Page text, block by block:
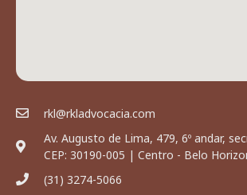
rkl@rkladvocacia.com
Av. Augusto de Lima, 479, 6º andar,
CEP: 30190-005 | Centro - Belo
(31) 3274-5066